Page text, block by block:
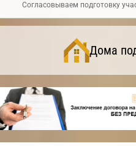
Согласовываем подготовку
Дома